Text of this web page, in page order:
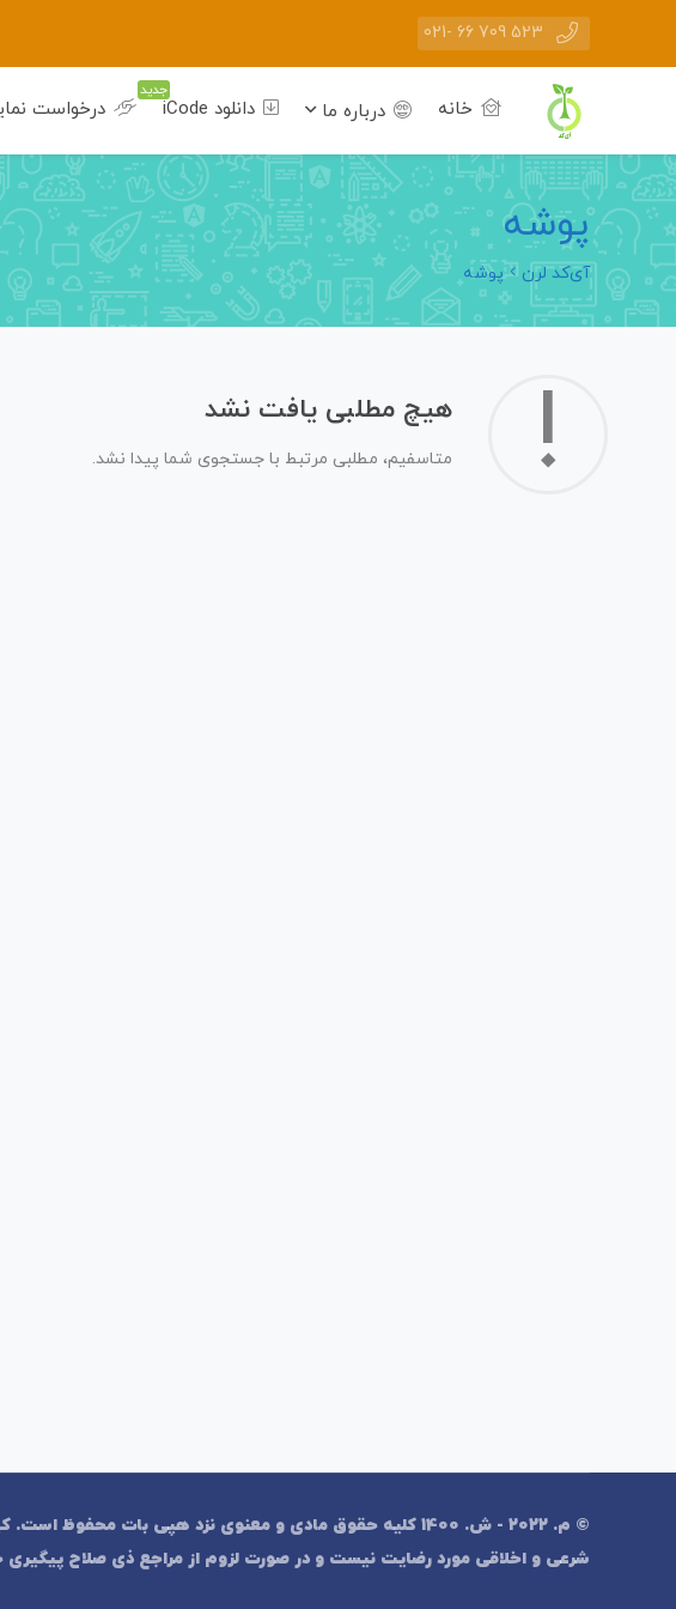
523 709 66 -021
خانه درباره ما دانلود iCode
جدید
درخواست
پوشه
آی‌کد لرن پوشه
! هیچ مطلبی یافت نشد
متاسفیم، مطلبی مرتبط با جستجوی شما پیدا نشد.
© م. 2022 - ش. 1400 کلیه حقوق مادی و معنوی نزد هپی بات
شرعی و اخلاقی مورد رضایت نیست و در صورت لزوم از مراجع ذی صلاح